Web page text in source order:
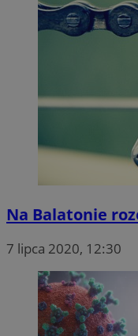
Na Balatonie
7 lipca 2020, 12:30